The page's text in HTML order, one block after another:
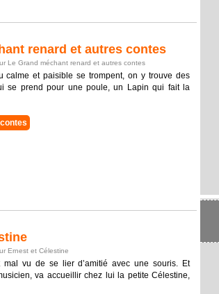
renard et autres contes
Le Grand méchant renard et autres contes
et paisible se trompent, on y trouve des
se prend pour une poule, un Lapin qui fait la
Ernest et Célestine
vu de se lier d’amitié avec une souris. Et
va accueillir chez lui la petite Célestine,